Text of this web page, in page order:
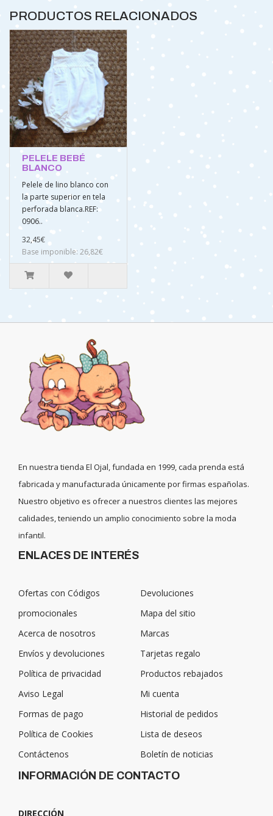
PRODUCTOS RELACIONADOS
PELELE BEBÉ
BLANCO
Pelele de lino blanco con
la parte superior en tela
perforada blanca.REF:
0906..
32,45€
Base imponible: 26,82€
En nuestra tienda El Ojal, fundada en 1999, cada prenda está
fabricada y manufacturada únicamente por firmas españolas.
Nuestro objetivo es ofrecer a nuestros clientes las mejores
calidades, teniendo un amplio conocimiento sobre la moda
infantil.
ENLACES DE INTERÉS
Ofertas con Códigos
promocionales
Acerca de nosotros
Envíos y devoluciones
Política de privacidad
Aviso Legal
Formas de pago
Política de Cookies
Contáctenos
Devoluciones
Mapa del sitio
Marcas
Tarjetas regalo
Productos rebajados
Mi cuenta
Historial de pedidos
Lista de deseos
Boletín de noticias
INFORMACIÓN DE CONTACTO
DIRECCIÓN